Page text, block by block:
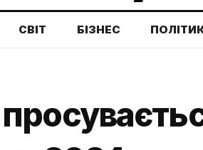
СВІТ БІЗНЕС